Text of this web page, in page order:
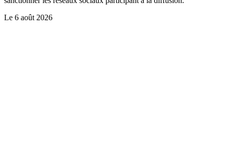
Le 6 août 2026